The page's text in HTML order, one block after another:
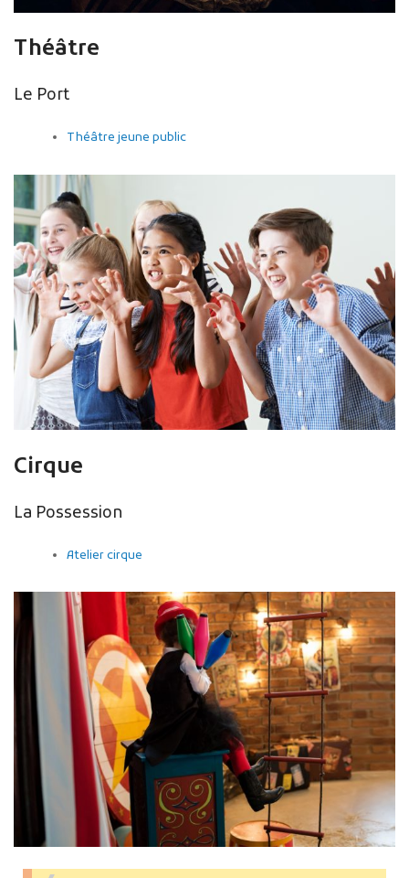
Théâtre
Le Port
Théâtre jeune public
Cirque
La Possession
Atelier cirque